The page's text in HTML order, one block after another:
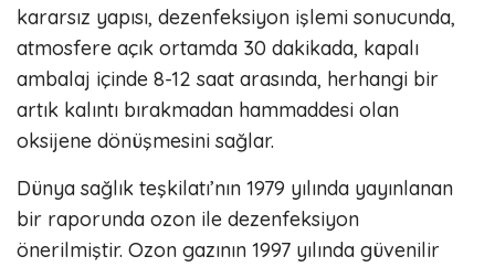
kararsız yapısı, dezenfeksiyon işlemi sonucunda,
atmosfere açık ortamda 30 dakikada, kapalı
ambalaj içinde 8-12 saat arasında, herhangi bir
artık kalıntı bırakmadan hammaddesi olan
oksijene dönüşmesini sağlar.
Dünya sağlık teşkilatı’nın 1979 yılında yayınlanan
bir raporunda ozon ile dezenfeksiyon
önerilmiştir. Ozon gazının 1997 yılında güvenilir